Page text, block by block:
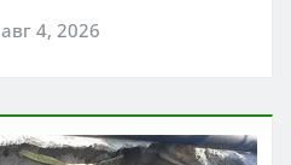
авг 4, 2026